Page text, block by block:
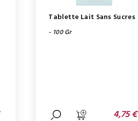
Tablette Lait Sans Sucres
- 100 Gr
4,75 €